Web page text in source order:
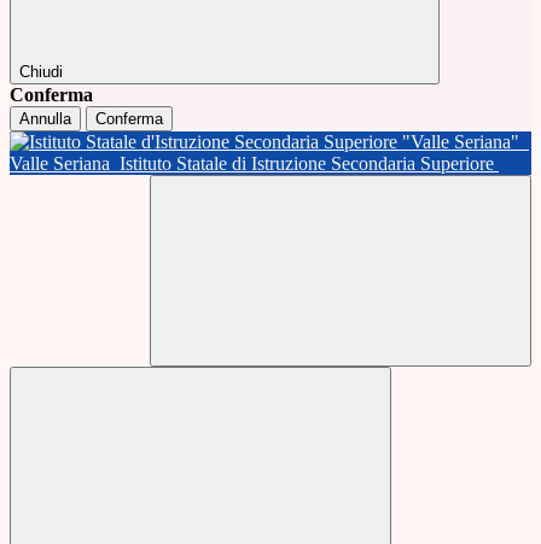
Chiudi
Conferma
Annulla Conferma
Valle Seriana Istituto Statale di Istruzione Secondaria Superiore